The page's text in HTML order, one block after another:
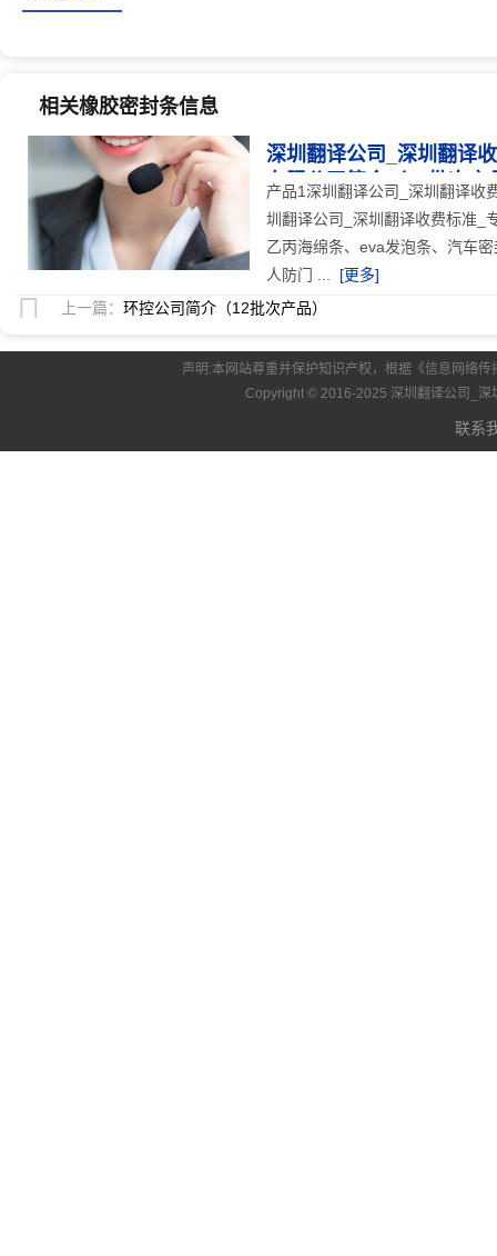
相关橡胶密封条信息
深圳翻译公司_深圳翻译
有限公司简介（12批次产
产品1深圳翻译公司_深圳翻译收
圳翻译公司_深圳翻译收费标准_
乙丙海绵条、eva发泡条、汽车
人防门 ...
[更多]
上一篇： 环控公司简介（12批次产品）
声明:本网站尊重并保护知识产权，根据《信息网络
Copyright © 2016-2025 深圳翻译公司_
联系